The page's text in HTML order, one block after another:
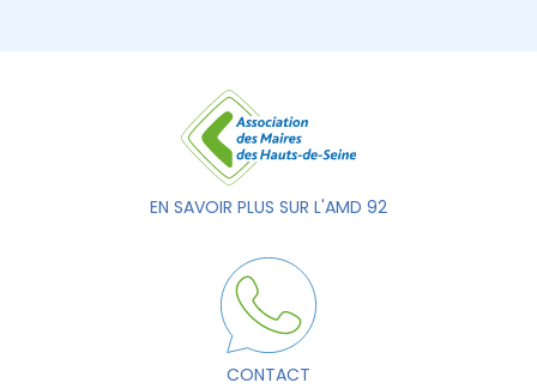
EN SAVOIR PLUS SUR L'AMD 92
CONTACT